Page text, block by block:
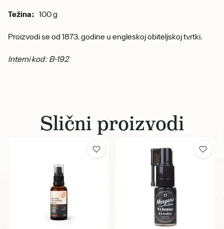
Težina: 100 g
Proizvodi se od 1873. godine u engleskoj obiteljskoj tvrtki.
Interni kod: B-192
Slični proizvodi